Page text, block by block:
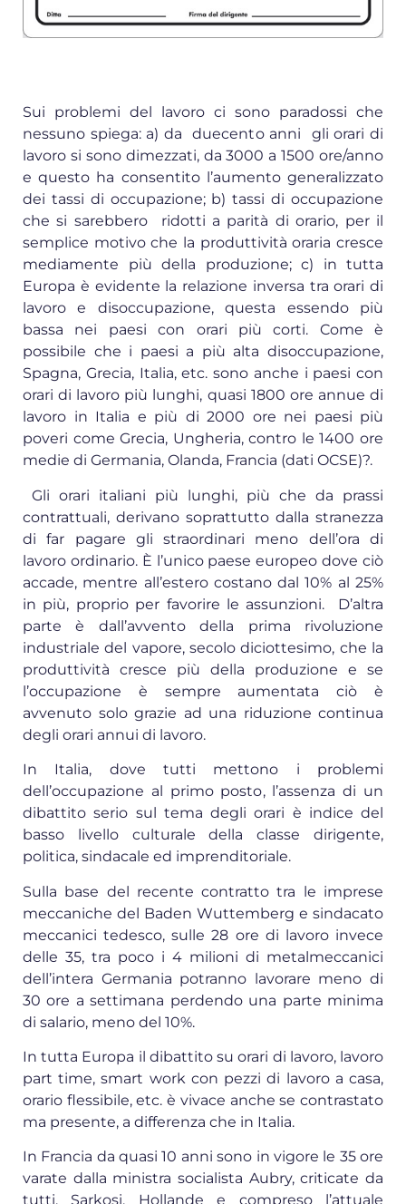
Sui problemi del lavoro ci sono paradossi che
nessuno spiega: a) da duecento anni gli orari di
lavoro si sono dimezzati, da 3000 a 1500 ore/anno
e questo ha consentito l’aumento generalizzato
dei tassi di occupazione; b) tassi di occupazione
che si sarebbero ridotti a parità di orario, per il
semplice motivo che la produttività oraria cresce
mediamente più della produzione; c) in tutta
Europa è evidente la relazione inversa tra orari di
lavoro e disoccupazione, questa essendo più
bassa nei paesi con orari più corti. Come è
possibile che i paesi a più alta disoccupazione,
Spagna, Grecia, Italia, etc. sono anche i paesi con
orari di lavoro più lunghi, quasi 1800 ore annue di
lavoro in Italia e più di 2000 ore nei paesi più
poveri come Grecia, Ungheria, contro le 1400 ore
medie di Germania, Olanda, Francia (dati OCSE)?.
Gli orari italiani più lunghi, più che da prassi
contrattuali, derivano soprattutto dalla stranezza
di far pagare gli straordinari meno dell’ora di
lavoro ordinario. È l’unico paese europeo dove ciò
accade, mentre all’estero costano dal 10% al 25%
in più, proprio per favorire le assunzioni. D’altra
parte è dall’avvento della prima rivoluzione
industriale del vapore, secolo diciottesimo, che la
produttività cresce più della produzione e se
l’occupazione è sempre aumentata ciò è
avvenuto solo grazie ad una riduzione continua
degli orari annui di lavoro.
In Italia, dove tutti mettono i problemi
dell’occupazione al primo posto, l’assenza di un
dibattito serio sul tema degli orari è indice del
basso livello culturale della classe dirigente,
politica, sindacale ed imprenditoriale.
Sulla base del recente contratto tra le imprese
meccaniche del Baden Wuttemberg e sindacato
meccanici tedesco, sulle 28 ore di lavoro invece
delle 35, tra poco i 4 milioni di metalmeccanici
dell’intera Germania potranno lavorare meno di
30 ore a settimana perdendo una parte minima
di salario, meno del 10%.
In tutta Europa il dibattito su orari di lavoro, lavoro
part time, smart work con pezzi di lavoro a casa,
orario flessibile, etc. è vivace anche se contrastato
ma presente, a differenza che in Italia.
In Francia da quasi 10 anni sono in vigore le 35 ore
varate dalla ministra socialista Aubry, criticate da
tutti, Sarkosi, Hollande e compreso l’attuale